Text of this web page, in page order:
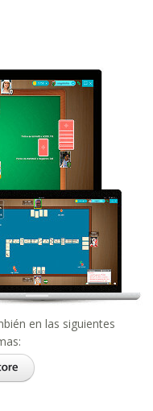
en las siguientes